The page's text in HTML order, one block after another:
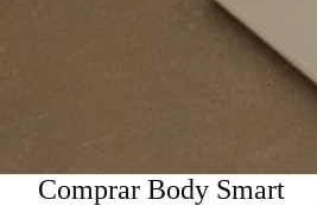
Comprar Body Smart